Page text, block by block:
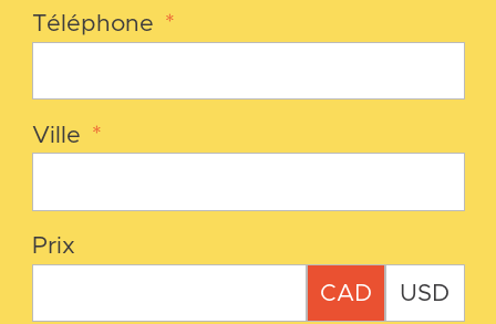
Téléphone *
Ville *
Prix
CAD USD